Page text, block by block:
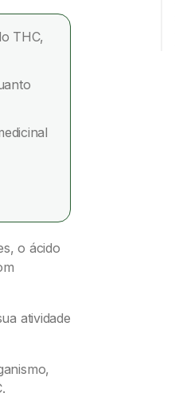
THC,
o ácido
atividade